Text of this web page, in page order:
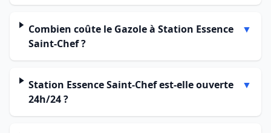
Combien coûte le Gazole à Station Essence
Saint-Chef ?
▼
Station Essence Saint-Chef est-elle ouverte
24h/24 ?
▼